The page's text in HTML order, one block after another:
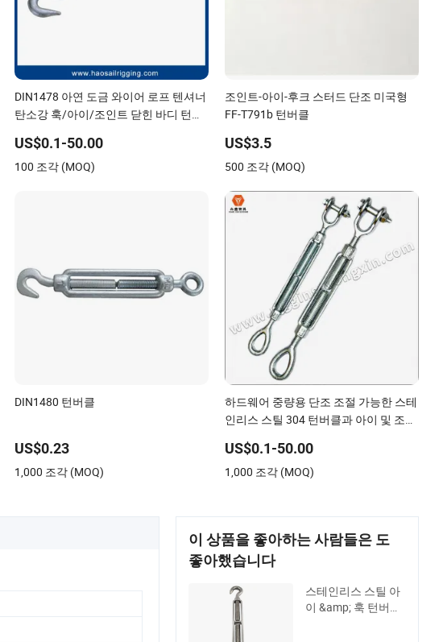
DIN1478 아연 도금 와이어 로프 텐셔너
탄소강 훅/아이/조인트 닫힌 바디 턴버
US$0.1-50.00
100 조각 (MOQ)
조인트-아이-후크 스터드 단조 미국형
FF-T791b 턴버클
US$3.5
500 조각 (MOQ)
DIN1480 턴버클
US$0.23
1,000 조각 (MOQ)
하드웨어 중량용 단조 조절 가능한 스테
인리스 스틸 304 턴버클과 아이 및 조인
프 부품 스테인리스 스틸 턴버클
US$0.1-50.00
1,000 조각 (MOQ)
이 상품을 좋아하는 사람들은 도
좋아했습니다
스테인리스 스틸 아
이 &amp; 훅 턴버클